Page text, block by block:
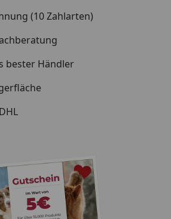
(10 Zahlarten)
bester Händler